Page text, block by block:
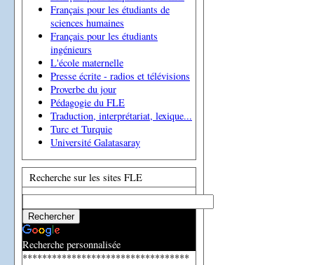
Français pour les étudiants de
sciences humaines
Français pour les étudiants
ingénieurs
L'école maternelle
Presse écrite - radios et télévisions
Proverbe du jour
Pédagogie du FLE
Traduction, interprétariat, lexique...
Turc et Turquie
Université Galatasaray
Recherche sur les sites FLE
Recherche personnalisée
**********************************